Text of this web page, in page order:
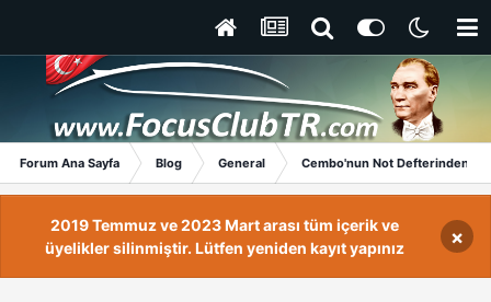
Forum Ana Sayfa Blog General Cembo'nun Not Defterinden
2019 Temmuz ve 2023 Mart arası tüm içerik ve
üyelikler silinmiştir. Lütfen yeniden kayıt yapınız
×